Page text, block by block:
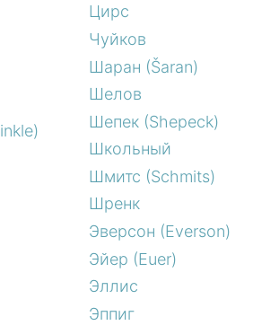
Цирс
Чуйков
Шаран (Šaran)
Шелов
Шепек (Shepeck)
Школьный
Шмитс (Schmits)
Шренк
Эверсон (Everson)
Эйер (Euer)
Эллис
Эппиг